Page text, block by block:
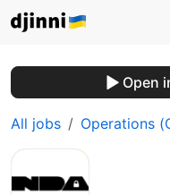
Open
All jobs Operations